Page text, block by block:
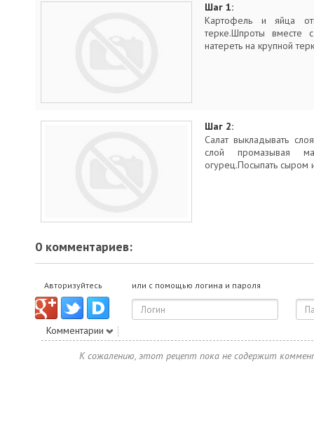
Шаг 1:
Картофель и яйца
терке.Шпроты вместе
натереть на крупной
Шаг 2:
Салат выкладывать
слой промазывая
огурец.Посыпать сыром
0 комментариев:
Авторизуйтесь или с помощью логина и пароля
Комментарии
К сожалению, этот рецепт пока не содержит